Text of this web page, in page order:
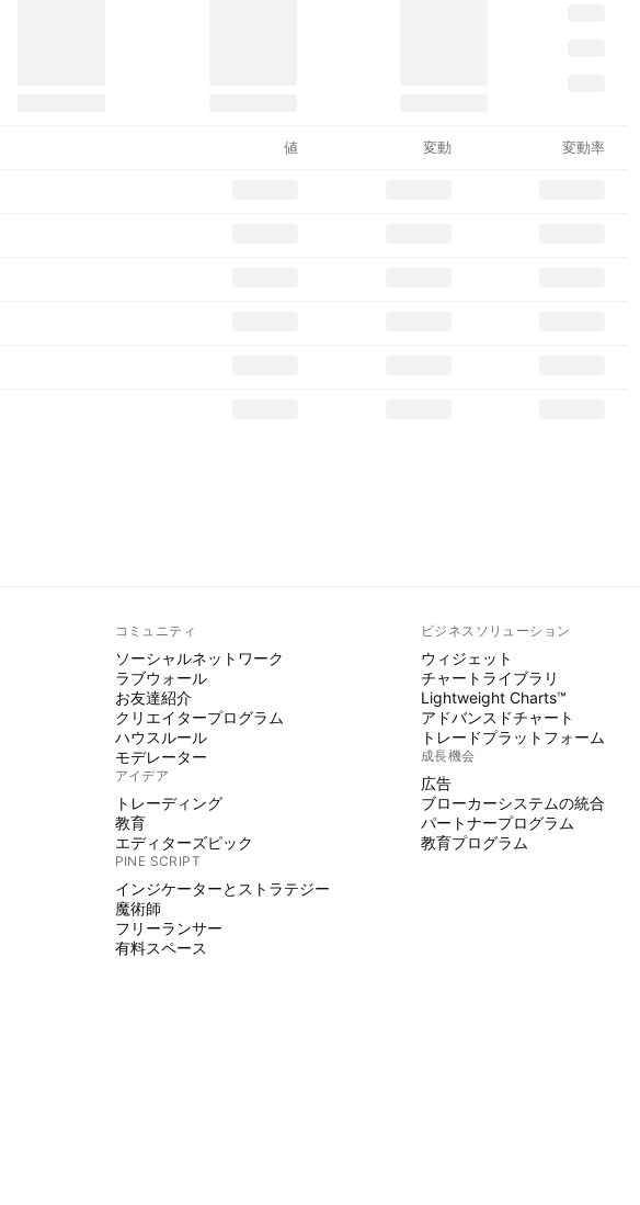
値 変動 変動率
コミュニティ
ソーシャルネットワーク
ラブウォール
お友達紹介
クリエイタープログラム
ハウスルール
モデレーター
アイデア
トレーディング
教育
エディターズピック
PINE SCRIPT
インジケーターとストラテジー
魔術師
フリーランサー
有料スペース
ビジネスソリューション
ウィジェット
チャートライブラリ
Lightweight Charts™
アドバンスドチャート
トレードプラットフォーム
成長機会
広告
ブローカーシステムの統合
パートナープログラム
教育プログラム